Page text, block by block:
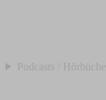
Podcasts / Hörbücher